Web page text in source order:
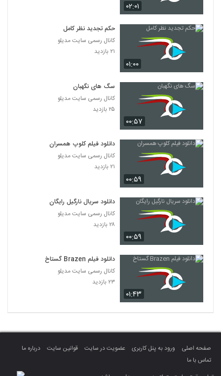
۰۲:۰۱
۰۱:۰۰
حکم تجدید نظر کامل
کانال رسمی سایت مدیلو
۲۱ بازدید
۰۰:۵۷
سگ های نگهبان
کانال رسمی سایت مدیلو
۲۵ بازدید
۰۰:۵۹
دانلود فیلم کلوپ همسران
کانال رسمی سایت مدیلو
۲۱ بازدید
۰۰:۵۹
دانلود سریال نارگیل رایگان
کانال رسمی سایت مدیلو
۲۸ بازدید
۰۱:۴۳
دانلود فیلم Brazen گستاخ
کانال رسمی سایت مدیلو
۲۳ بازدید
صفحه اصلی ورود به پنل کاربری عضویت در سایت قوانین سایت
درباره ما
تماس با ما